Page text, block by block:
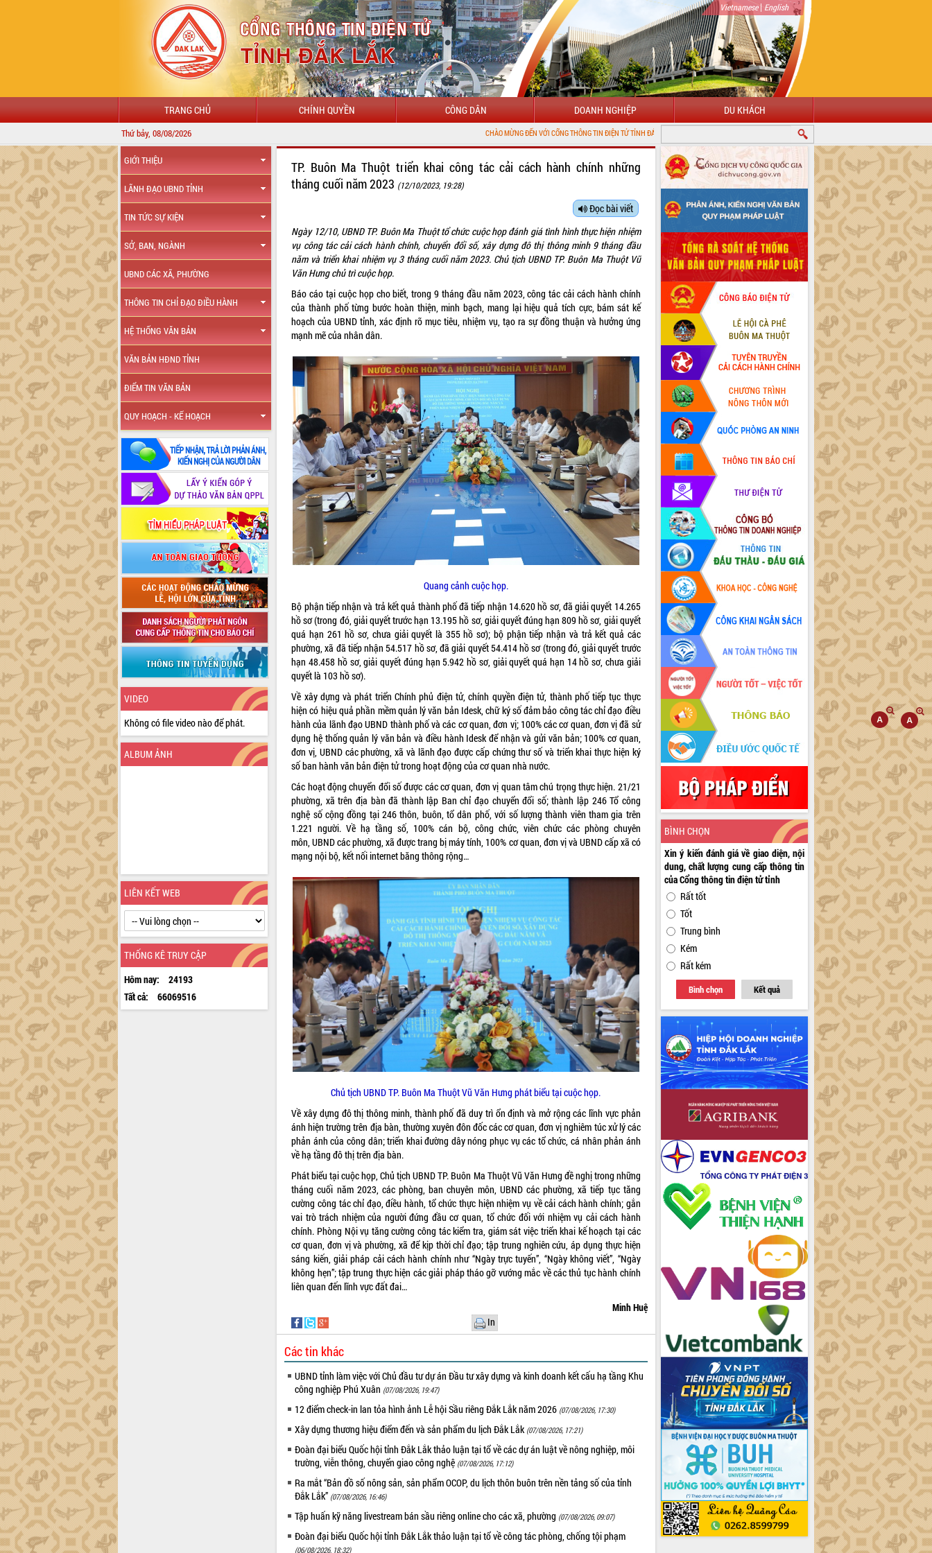
Vietnamese| English
TRANG CHỦ CHÍNH QUYỀN CÔNG DÂN DOANH NGHIỆP DU KHÁCH
Thứ bảy, 08/08/2026 CHÀO MỪNG ĐẾN VỚI CỔNG THÔNG TIN ĐIỆN TỬ TỈNH ĐẮK LẮK
GIỚI THIỆU
LÃNH ĐẠO UBND TỈNH
TIN TỨC SỰ KIỆN
SỞ, BAN, NGÀNH
UBND CÁC XÃ, PHƯỜNG
THÔNG TIN CHỈ ĐẠO ĐIỀU HÀNH
HỆ THỐNG VĂN BẢN
VĂN BẢN HĐND TỈNH
ĐIỂM TIN VĂN BẢN
QUY HOẠCH - KẾ HOẠCH
VIDEO
Không có file video nào để phát.
ALBUM ẢNH
LIÊN KẾT WEB
THỐNG KÊ TRUY CẬP
Hôm nay:
24193
Tất cả:
66069516
TP. Buôn Ma Thuột triển khai công tác cải cách hành chính những
tháng cuối năm 2023 (12/10/2023, 19:28)
Đọc bài viết
Ngày 12/10, UBND TP. Buôn Ma Thuột tổ chức cuộc họp đánh giá tình hình thực hiện nhiệm
vụ công tác cải cách hành chính, chuyển đổi số, xây dựng đô thị thông minh 9 tháng đầu
năm và triển khai nhiệm vụ 3 tháng cuối năm 2023. Chủ tịch UBND TP. Buôn Ma Thuột Vũ
Văn Hưng chủ trì cuộc họp.
Báo cáo tại cuộc họp cho biết, trong 9 tháng đầu năm 2023, công tác cải cách hành chính
của thành phố từng bước hoàn thiện, minh bạch, mang lại hiệu quả tích cực, bám sát kế
hoạch của UBND tỉnh, xác định rõ mục tiêu, nhiệm vụ, tạo ra sự đồng thuận và hưởng ứng
mạnh mẽ của nhân dân.
Quang cảnh cuộc họp.
Bộ phận tiếp nhận và trả kết quả thành phố đã tiếp nhận 14.620 hồ sơ, đã giải quyết 14.265
hồ sơ (trong đó, giải quyết trước hạn 13.195 hồ sơ, giải quyết đúng hạn 809 hồ sơ, giải quyết
quá hạn 261 hồ sơ, chưa giải quyết là 355 hồ sơ); bộ phận tiếp nhận và trả kết quả các
phường, xã đã tiếp nhận 54.517 hồ sơ, đã giải quyết 54.414 hồ sơ (trong đó, giải quyết trước
hạn 48.458 hồ sơ, giải quyết đúng hạn 5.942 hồ sơ, giải quyết quá hạn 14 hồ sơ, chưa giải
quyết là 103 hồ sơ).
Về xây dựng và phát triển Chính phủ điện tử, chính quyền điện tử, thành phố tiếp tục thực
hiện có hiệu quả phần mềm quản lý văn bản Idesk, chữ ký số đảm bảo công tác chỉ đạo điều
hành của lãnh đạo UBND thành phố và các cơ quan, đơn vị; 100% các cơ quan, đơn vị đã sử
dụng hệ thống quản lý văn bản và điều hành Idesk để nhận và gửi văn bản; 100% cơ quan,
đơn vị, UBND các phường, xã và lãnh đạo được cấp chứng thư số và triển khai thực hiện ký
số ban hành văn bản điện tử trong hoạt động của cơ quan nhà nước.
Các hoạt động chuyển đổi số được các cơ quan, đơn vị quan tâm chú trọng thực hiện. 21/21
phường, xã trên địa bàn đã thành lập Ban chỉ đạo chuyển đổi số; thành lập 246 Tổ công
nghệ số cộng đồng tại 246 thôn, buôn, tổ dân phố, với số lượng thành viên tham gia trên
1.221 người. Về hạ tầng số, 100% cán bộ, công chức, viên chức các phòng chuyên
môn, UBND các phường, xã được trang bị máy tính, 100% cơ quan, đơn vị và UBND cấp xã có
mạng nội bộ, kết nối internet băng thông rộng…
Chủ tịch UBND TP. Buôn Ma Thuột Vũ Văn Hưng phát biểu tại cuộc họp.
Về xây dựng đô thị thông minh, thành phố đã duy trì ổn định và mở rộng các lĩnh vực phản
ánh hiện trường trên địa bàn, thường xuyên đôn đốc các cơ quan, đơn vị nghiêm túc xử lý các
phản ánh của công dân; triển khai đường dây nóng phục vụ các tổ chức, cá nhân phản ánh
về hạ tầng đô thị trên địa bàn.
Phát biểu tại cuộc họp, Chủ tịch UBND TP. Buôn Ma Thuột Vũ Văn Hưng đề nghị trong những
tháng cuối năm 2023, các phòng, ban chuyên môn, UBND các phường, xã tiếp tục tăng
cường công tác chỉ đạo, điều hành, tổ chức thực hiện nhiệm vụ về cải cách hành chính; gắn
vai trò trách nhiệm của người đứng đầu cơ quan, tổ chức đối với nhiệm vụ cải cách hành
chính. Phòng Nội vụ tăng cường công tác kiểm tra, giám sát việc triển khai kế hoạch tại các
cơ quan, đơn vị và phường, xã để kịp thời chỉ đạo; tập trung nghiên cứu, áp dụng thực hiện
sáng kiến, giải pháp cải cách hành chính như “Ngày trực tuyến”, “Ngày không viết”, “Ngày
không hẹn”; tập trung thực hiện các giải pháp tháo gỡ vướng mắc về các thủ tục hành chính
liên quan đến lĩnh vực đất đai…
Minh Huệ
In
Các tin khác
UBND tỉnh làm việc với Chủ đầu tư dự án Đầu tư xây dựng và kinh doanh kết cấu hạ tầng Khu
công nghiệp Phú Xuân (07/08/2026, 19:47)
12 điểm check-in lan tỏa hình ảnh Lễ hội Sầu riêng Đắk Lắk năm 2026 (07/08/2026, 17:30)
Xây dựng thương hiệu điểm đến và sản phẩm du lịch Đắk Lắk (07/08/2026, 17:21)
Đoàn đại biểu Quốc hội tỉnh Đắk Lắk thảo luận tại tổ về các dự án luật về nông nghiệp, môi
trường, viễn thông, chuyển giao công nghệ (07/08/2026, 17:12)
Ra mắt “Bản đồ số nông sản, sản phẩm OCOP, du lịch thôn buôn trên nền tảng số của tỉnh
Đắk Lắk” (07/08/2026, 16:46)
Tập huấn kỹ năng livestream bán sầu riêng online cho các xã, phường (07/08/2026, 09:07)
Đoàn đại biểu Quốc hội tỉnh Đắk Lắk thảo luận tại tổ về công tác phòng, chống tội phạm
(06/08/2026, 18:32)
BÌNH CHỌN
Xin ý kiến đánh giá về giao diện, nội
dung, chất lượng cung cấp thông tin
của Cổng thông tin điện tử tỉnh
Rất tốt
Tốt
Trung bình
Kém
Rất kém
Bình chọn Kết quả